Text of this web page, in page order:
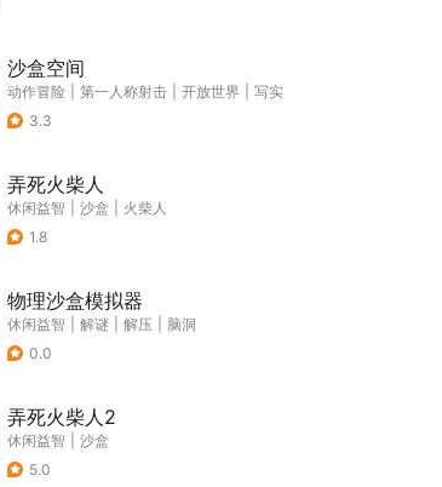
沙盒空间
动作冒险 第一人称射击 开放世界
写实
3.3
弄死火柴人
休闲益智 沙盒
火柴人
1.8
物理沙盒模拟器
休闲益智 解谜 解压
脑洞
0.0
弄死火柴人2
休闲益智
沙盒
5.0